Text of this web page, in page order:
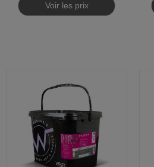
Voir les prix